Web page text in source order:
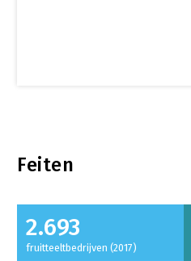
Feiten
2.693
fruitteeltbedrijven (2017)